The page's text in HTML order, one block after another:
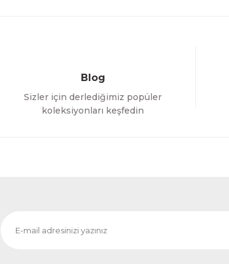
Blog
Sizler için derlediğimiz popüler
koleksiyonları keşfedin